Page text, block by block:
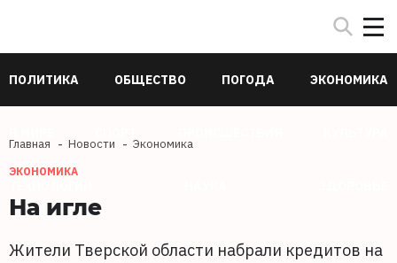
ПОЛИТИКА ОБЩЕСТВО ПОГОДА ЭКОНОМИКА
Главная Новости Экономика
ЭКОНОМИКА
На игле
Жители Тверской области набрали кредитов на